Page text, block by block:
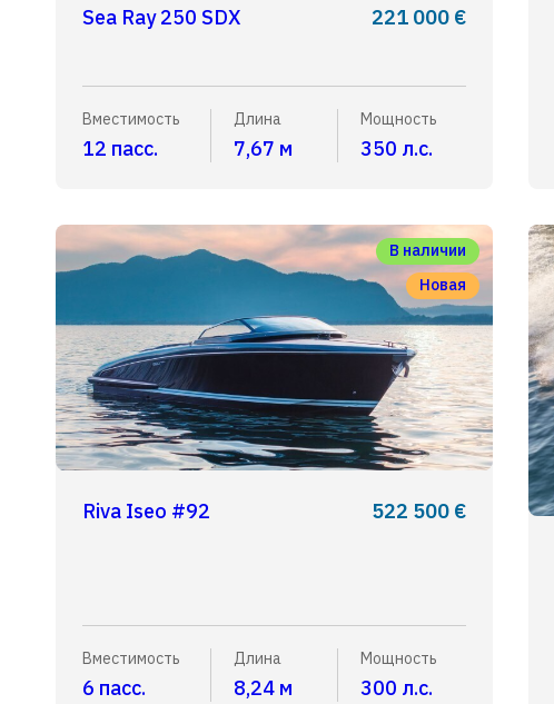
Sea Ray 250 SDX 221 000 €
Вместимость
12 пасс.
Длина
7,67 м
Мощность
350 л.с.
В наличии
Новая
Riva Iseo #92 522 500 €
Вместимость
6 пасс.
Длина
8,24 м
Мощность
300 л.с.